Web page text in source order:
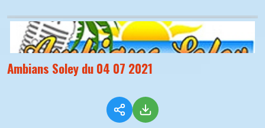
Ambians Soley du 04 07 2021